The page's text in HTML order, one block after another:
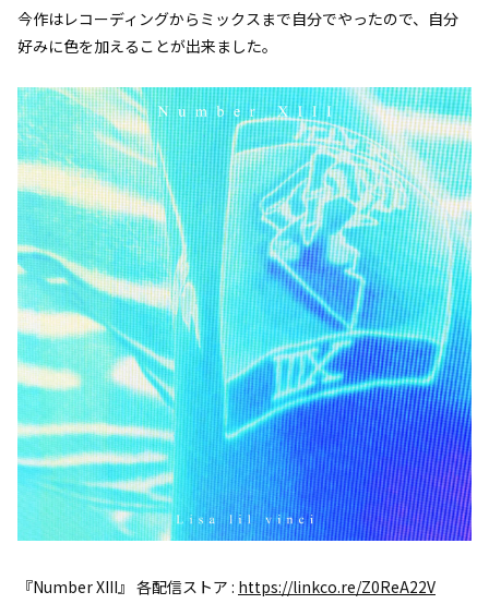
今作はレコーディングからミックスまで自分でやったので、自分
好みに色を加えることが出来ました。
『Number XIII』 各配信ストア : https://linkco.re/Z0ReA22V